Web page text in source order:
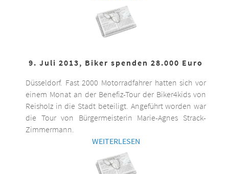
9. Juli 2013, Biker spenden 28.000 Euro
Düsseldorf. Fast 2000 Motorradfahrer hatten sich vor
einem Monat an der Benefiz-Tour der Biker4kids von
Reisholz in die Stadt beteiligt. Angeführt worden war
die Tour von Bürgermeisterin Marie-Agnes Strack-
Zimmermann.
WEITERLESEN